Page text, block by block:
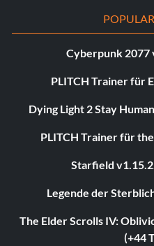
Cyberpunk 2077
PLITCH Trainer für
Dying Light 2 Stay
PLITCH Trainer für
Starfield
Legende der
The Elder Scrolls IV:
(+44